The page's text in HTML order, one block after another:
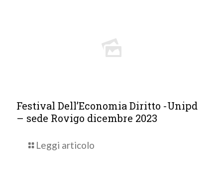
Festival Dell’Economia Diritto -Unipd
– sede Rovigo dicembre 2023
Leggi articolo